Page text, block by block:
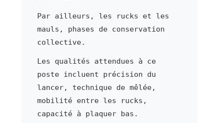
Par ailleurs, les rucks et les
mauls, phases de conservation
collective.
Les qualités attendues à ce
poste incluent précision du
lancer, technique de mêlée,
mobilité entre les rucks,
capacité à plaquer bas.